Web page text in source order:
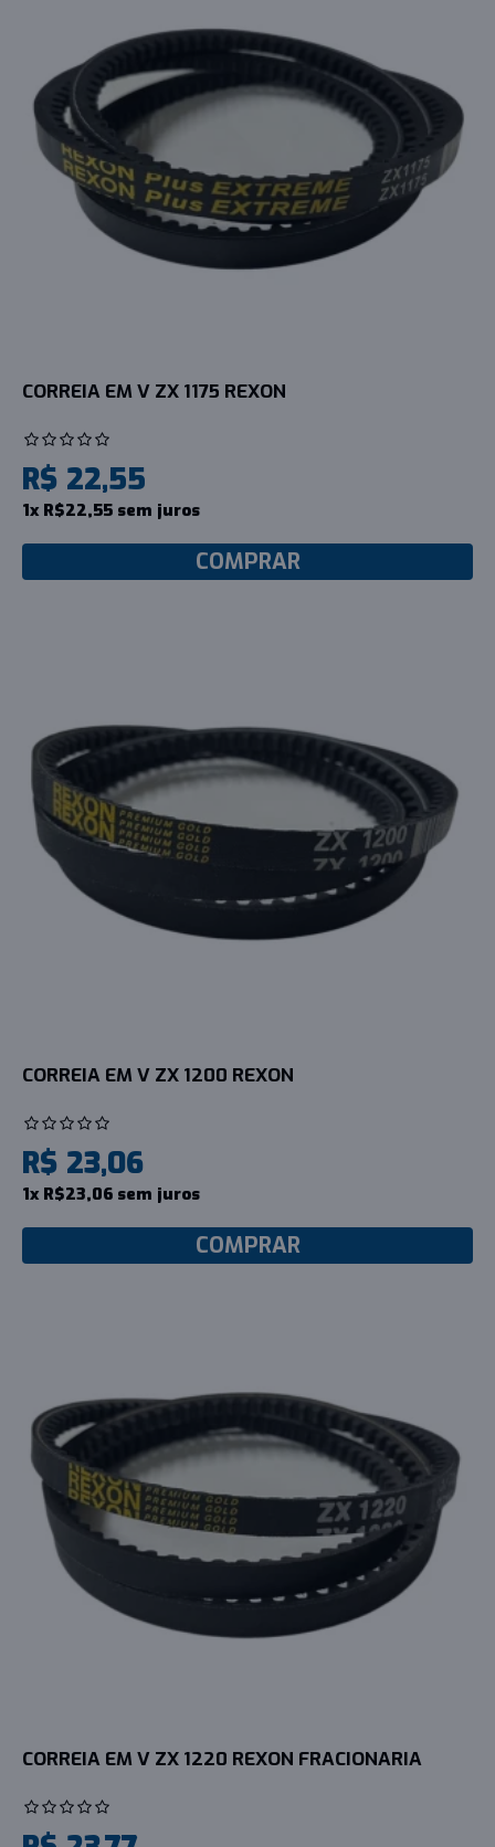
CORREIA EM V ZX 1175 REXON
R$ 22,55
1x R$22,55 sem juros
COMPRAR
CORREIA EM V ZX 1200 REXON
R$ 23,06
1x R$23,06 sem juros
COMPRAR
CORREIA EM V ZX 1220 REXON FRACIONARIA